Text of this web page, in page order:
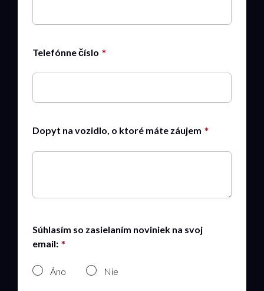
Telefónne číslo
Dopyt na vozidlo, o ktoré máte záujem
Súhlasím so zasielaním noviniek na svoj
email:
Áno Nie